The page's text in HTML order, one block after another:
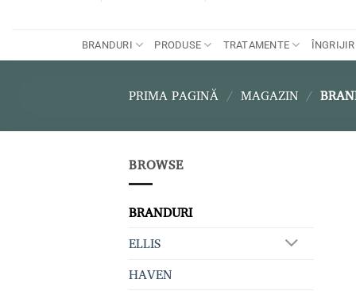
BRANDURI PRODUSE TRATAMENTE
PRIMA PAGINĂ / MAGAZIN /
BROWSE
BRANDURI
ELLIS
HAVEN